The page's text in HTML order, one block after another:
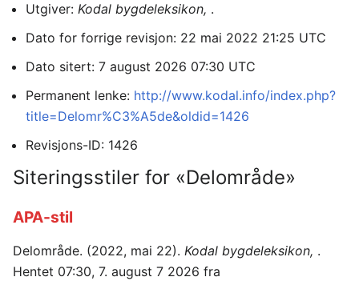
Utgiver: Kodal bygdeleksikon, .
Dato for forrige revisjon: 22 mai 2022 21:25 UTC
Dato sitert: 7 august 2026 07:30 UTC
Permanent lenke: http://www.kodal.info/index.php?
title=Delomr%C3%A5de&oldid=1426
Revisjons-ID: 1426
Siteringsstiler for «Delområde»
APA-stil
Delområde. (2022, mai 22). Kodal bygdeleksikon, .
Hentet 07:30, 7. august 7 2026 fra